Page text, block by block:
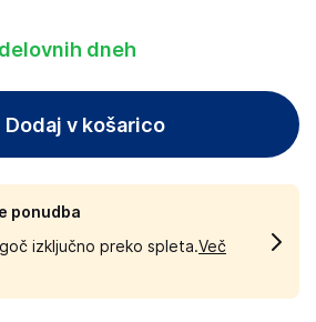
dneh
Dodaj v košarico
ponudba
izključno preko spleta.Več